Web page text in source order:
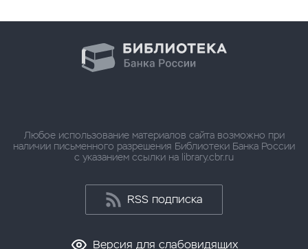
Любое использование материалов сайта возможно при
наличии письменного разрешения Библиотеки Банка России
с указанием ссылки на library.cbr.ru
RSS подписка
Версия для слабовидящих